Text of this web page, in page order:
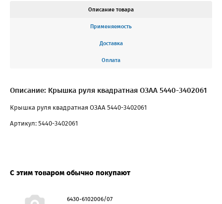
Описание товара
Применяемость
Доставка
Оплата
Описание: Крышка руля квадратная ОЗАА 5440-3402061
Крышка руля квадратная ОЗАА 5440-3402061
Артикул: 5440-3402061
С этим товаром обычно покупают
6430-6102006/07